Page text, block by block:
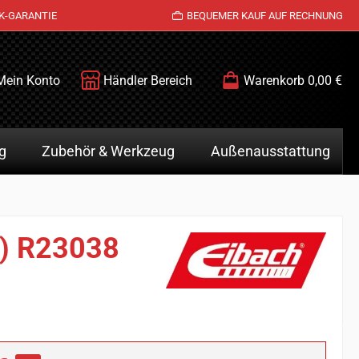
GARANTIE BEQUEMER KAUF AUF RECHNUNG
Konto Händler Bereich Warenkorb 0,00 €
Zubehör & Werkzeug Außenausstattung
R23038